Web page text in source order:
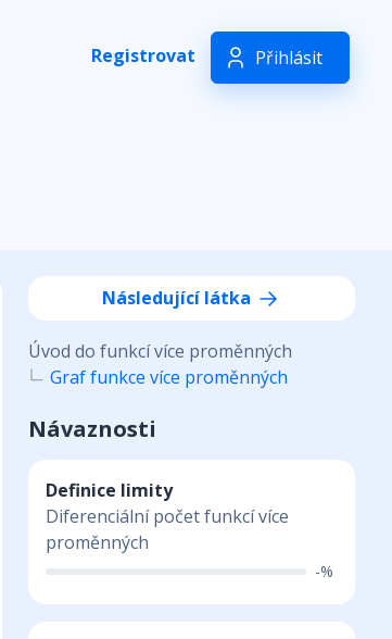
Registrovat Přihlásit
Následující látka
Úvod do funkcí více proměnných
Graf funkce více proměnných
Návaznosti
Definice limity
Diferenciální počet funkcí více
proměnných
-%